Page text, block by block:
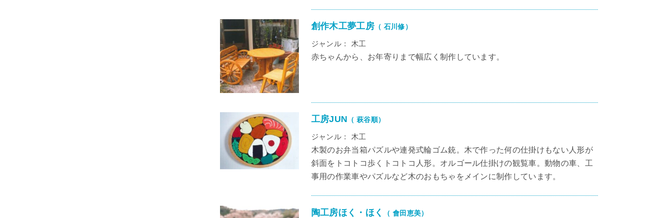
創作木工夢工房 （ 石川修）
ジャンル： 木工
赤ちゃんから、お年寄りまで幅広く制作しています。
工房JUN （ 萩谷順）
ジャンル： 木工
木製のお弁当箱パズルや連発式輪ゴム銃。木で作った何の仕掛けもない人形が
斜面をトコトコ歩くトコトコ人形。オルゴール仕掛けの観覧車。動物の車、工
事用の作業車やパズルなど木のおもちゃをメインに制作しています。
陶工房ほく・ほく （ 會田恵美）